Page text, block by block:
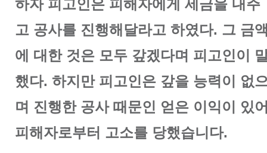
하자 피고인은 피해자에게 세금을 내주
고 공사를 진행해달라고 하였다. 그 금
에 대한 것은 모두 갚겠다며 피고인이
했다. 하지만 피고인은 갚을 능력이 없
며 진행한 공사 때문인 얻은 이익이 있
피해자로부터 고소를 당했습니다.